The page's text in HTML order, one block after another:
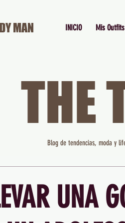
INICIO Mis Outfits
MAN
UNA
Blog de tendencias, moda y
THE